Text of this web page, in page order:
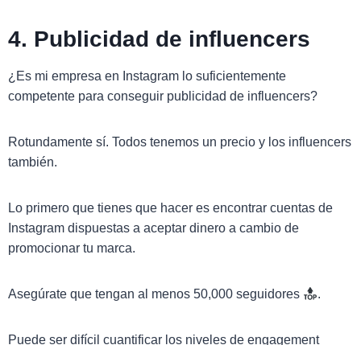
4. Publicidad de influencers
¿Es mi empresa en Instagram lo suficientemente
competente para conseguir publicidad de influencers?
Rotundamente sí. Todos tenemos un precio y los influencers
también.
Lo primero que tienes que hacer es encontrar cuentas de
Instagram dispuestas a aceptar dinero a cambio de
promocionar tu marca.
Asegúrate que tengan al menos 50,000 seguidores .
Puede ser difícil cuantificar los niveles de engagement